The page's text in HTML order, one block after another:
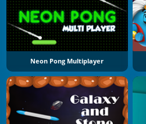
Neon Pong Multiplayer